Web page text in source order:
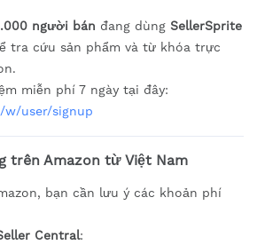
người bán đang dùng SellerSprite
tra cứu sản phẩm và từ khóa trực
miễn phí 7 ngày tại đây:
w/user/signup
trên Amazon từ Việt Nam
bạn cần lưu ý các khoản phí
Central: